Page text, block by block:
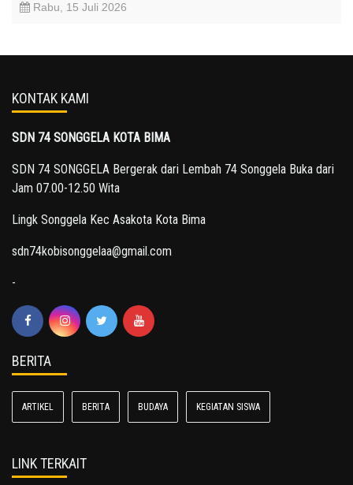
Rabu, 15 Juli 2026
KONTAK KAMI
SDN 74 SONGGELA KOTA BIMA
SDN 74 SONGGELA Bergerak dari Lembah 74 Songgela Buka dari
Jam 07.00-12.50 Wita
Lingk Songgela Kec Asakota Kota Bima
sdn74kobisonggelaa@gmail.com
-
BERITA
ARTIKEL BERITA BUDAYA KEGIATAN SISWA
LINK TERKAIT